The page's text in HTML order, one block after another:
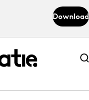
Download
Abonneer nu
Abonneer nu